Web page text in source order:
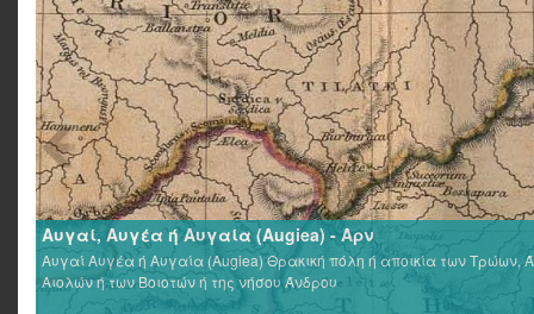
Αυγαί, Αυγέα ή Αυγαία (Augiea) - Αρν
Αυγαί Αυγέα ή Αυγαία (Augiea) Θρακική πόλη ή αποικία των Τρώων,
Αιολών ή των Βοιοτών ή της νήσου Άνδρου